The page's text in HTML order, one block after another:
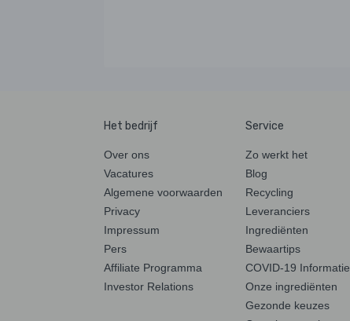
Het bedrijf
Over ons
Vacatures
Algemene voorwaarden
Privacy
Impressum
Pers
Affiliate Programma
Investor Relations
Service
Zo werkt het
Blog
Recycling
Leveranciers
Ingrediënten
Bewaartips
COVID-19 Informatie
Onze ingrediënten
Gezonde keuzes